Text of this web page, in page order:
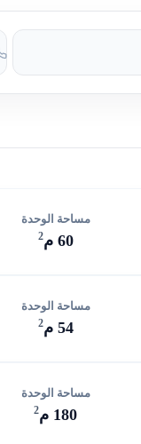
مساحة الوحدة
60 م 2
مساحة الوحدة
54 م 2
مساحة الوحدة
180 م 2